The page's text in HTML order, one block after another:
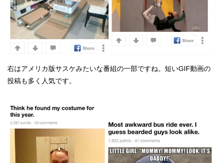
右はアメリカ版サスケみたいな番組の一部ですね。短いGIF動画の
投稿も多く人気です。